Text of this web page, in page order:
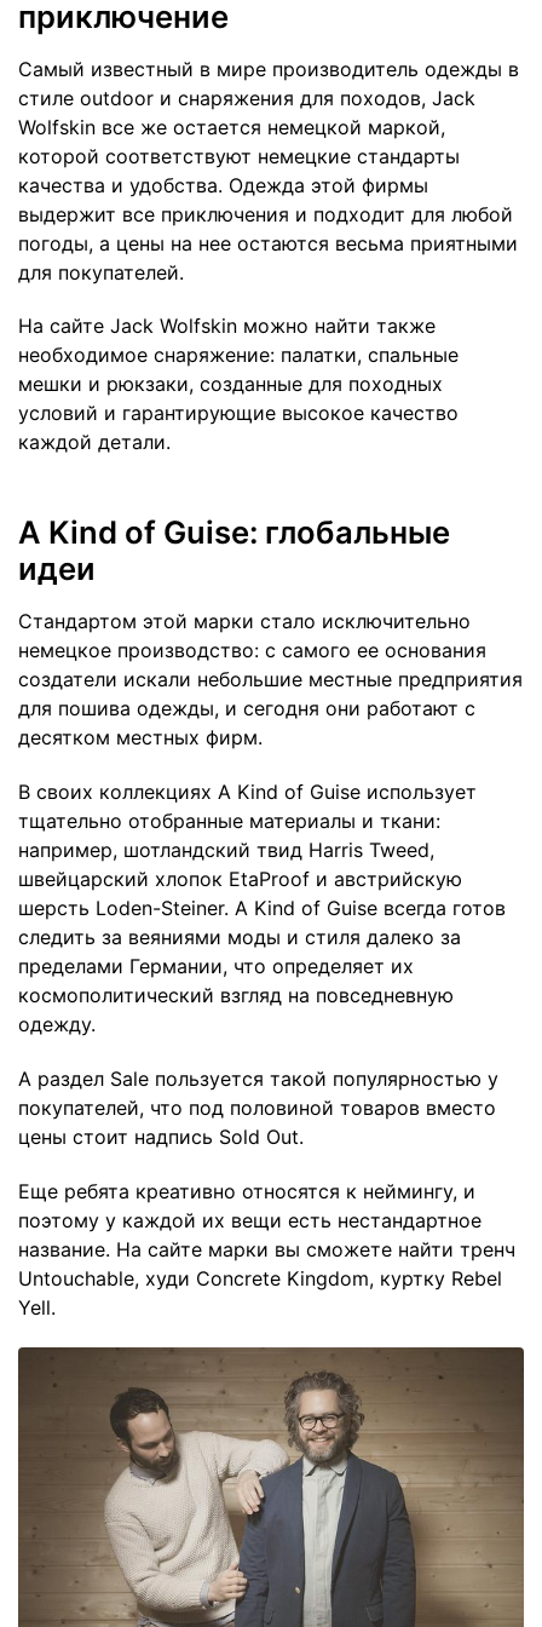
приключение
Самый известный в мире производитель одежды в
стиле outdoor и снаряжения для походов, Jack
Wolfskin все же остается немецкой маркой,
которой соответствуют немецкие стандарты
качества и удобства. Одежда этой фирмы
выдержит все приключения и подходит для любой
погоды, а цены на нее остаются весьма приятными
для покупателей.
На сайте Jack Wolfskin можно найти также
необходимое снаряжение: палатки, спальные
мешки и рюкзаки, созданные для походных
условий и гарантирующие высокое качество
каждой детали.
A Kind of Guise: глобальные
идеи
Стандартом этой марки стало исключительно
немецкое производство: с самого ее основания
создатели искали небольшие местные предприятия
для пошива одежды, и сегодня они работают с
десятком местных фирм.
В своих коллекциях A Kind of Guise использует
тщательно отобранные материалы и ткани:
например, шотландский твид Harris Tweed,
швейцарский хлопок EtaProof и австрийскую
шерсть Loden-Steiner. A Kind of Guise всегда готов
следить за веяниями моды и стиля далеко за
пределами Германии, что определяет их
космополитический взгляд на повседневную
одежду.
А раздел Sale пользуется такой популярностью у
покупателей, что под половиной товаров вместо
цены стоит надпись Sold Out.
Еще ребята креативно относятся к неймингу, и
поэтому у каждой их вещи есть нестандартное
название. На сайте марки вы сможете найти тренч
Untouchable, худи Concrete Kingdom, куртку Rebel
Yell.